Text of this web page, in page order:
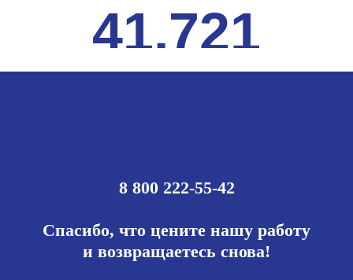
41.721
8 800 222-55-42
Спасибо, что цените нашу работу
и возвращаетесь снова!